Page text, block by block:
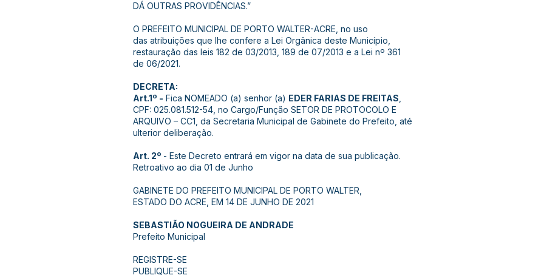
DÁ OUTRAS PROVIDÊNCIAS.”
O PREFEITO MUNICIPAL DE PORTO WALTER-ACRE, no uso
das atribuições que lhe confere a Lei Orgânica deste Município,
restauração das leis 182 de 03/2013, 189 de 07/2013 e a Lei nº 361
de 06/2021.
DECRETA:
Art.1º - Fica NOMEADO (a) senhor (a) EDER FARIAS DE FREITAS
CPF: 025.081.512-54, no Cargo/Função SETOR DE PROTOCOLO E
ARQUIVO – CC1, da Secretaria Municipal de Gabinete do Prefeito, até
ulterior deliberação.
Art. 2º - Este Decreto entrará em vigor na data de sua publicação.
Retroativo ao dia 01 de Junho
GABINETE DO PREFEITO MUNICIPAL DE PORTO WALTER,
ESTADO DO ACRE, EM 14 DE JUNHO DE 2021
SEBASTIÃO NOGUEIRA DE ANDRADE
Prefeito Municipal
REGISTRE-SE
PUBLIQUE-SE